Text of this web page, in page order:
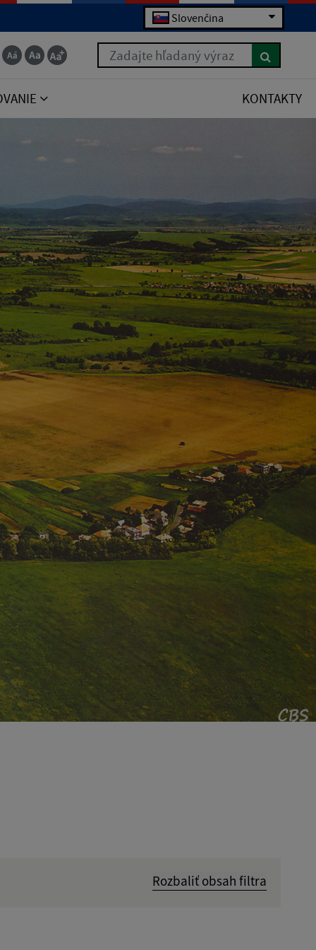
Slovenčina
Zadajte hľadaný výraz
KONTAKTY
Rozbaliť obsah filtra